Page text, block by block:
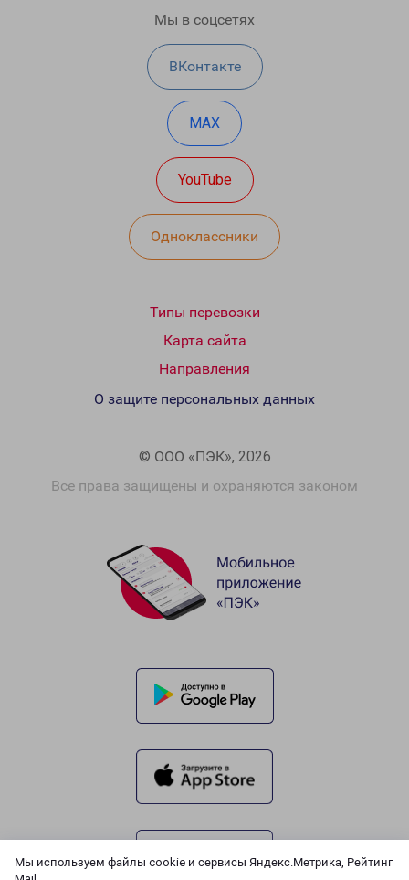
Мы используем файлы cookie и сервисы Яндекс.Метрика, Рейтинг
Мы в соцсетях
ВКонтакте
MAX
YouTube
Одноклассники
Типы перевозки
Карта сайта
Направления
© ООО «ПЭК», 2026
Все права защищены и охраняются законом
О защите персональных данных